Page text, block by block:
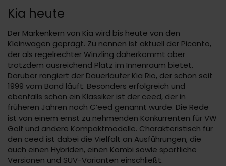
Kia heute
Der Markenkern von Kia wird bis heute von den
Kleinwagen geprägt. Zu nennen ist aktuell der Picanto,
der als regelrechter Winzling daherkommt aber
trotzdem ausreichend Platz im Innenraum bietet.
Darüber rangiert der Dauerläufer Kia Rio, der schon seit
1999 vom Band läuft. Besonders erfolgreich und
ebenfalls schon ein Klassiker ist der ceed, der in
früheren Jahren noch C‘eed genannt wurde. Die Rede
ist von einem ernst zu nehmenden Konkurrenten für VW
Golf und andere Kompaktmodelle. Charakteristisch für
den ceed ist dabei die Vielfalt an Ausführungen, die
auch einen Hybriden, einen Kombi sowie sportliche
Versionen und SUV-Varianten einschließt.